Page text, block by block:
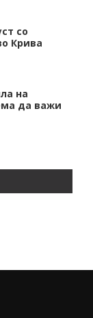
со
Крива
на
да важи